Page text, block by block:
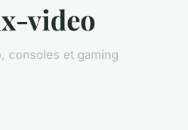
video
consoles et gaming